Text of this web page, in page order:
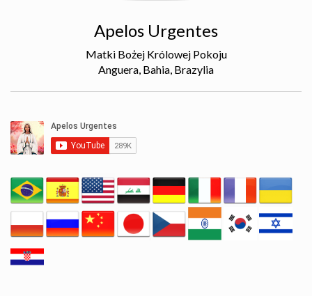
Apelos Urgentes
Matki Bożej Królowej Pokoju
Anguera, Bahia, Brazylia